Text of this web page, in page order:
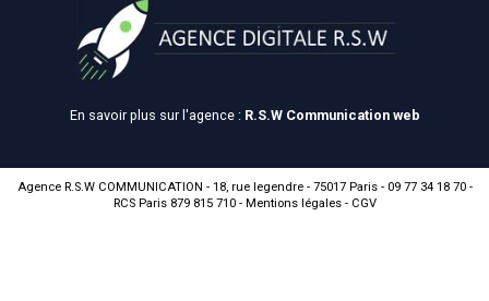
En savoir plus sur l'agence : R.S.W Communication web
Agence R.S.W COMMUNICATION - 18, rue legendre - 75017 Paris - 09 77 34 18 70 -
RCS Paris 879 815 710 - Mentions légales- CGV